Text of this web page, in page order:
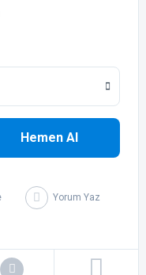
Hemen Al
Yorum Yaz